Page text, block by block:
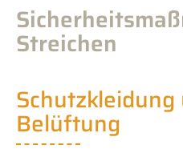
Streichen
Belüftung